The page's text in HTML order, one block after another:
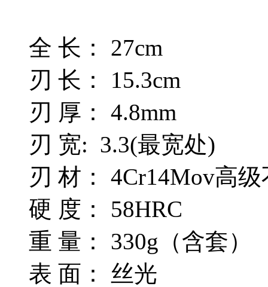
全 长： 27cm
刃 长： 15.3cm
刃 厚： 4.8mm
刃 宽: 3.3(最宽处)
刃 材： 4Cr14Mov高
硬 度： 58HRC
重 量： 330g（含套）
表 面： 丝光